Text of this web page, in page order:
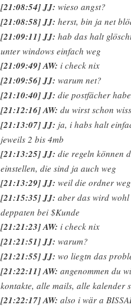
[21:08:54] JJ: wieso angst?
[21:08:58] JJ: herst, bin ja net
[21:09:11] JJ: hab das halt
unter windows einfach weg
[21:09:49] AW: i check nix
[21:09:56] JJ: warum net?
[21:10:40] JJ: die postfächer
[21:12:16] AW: du wirst schon
[21:13:07] JJ: ja, i habs halt
jeweils 2 bis 4mb
[21:13:25] JJ: die regeln können
einstellen, die sind ja auch weg
[21:13:29] JJ: weil die ordner
[21:15:35] JJ: aber das wird
deppaten bei $Kunde
[21:21:23] AW: i check nix
[21:21:51] JJ: warum?
[21:21:55] JJ: wo liegtn das
[21:22:11] AW: angenommen du
kontakte, alle mails, alle kalender
[21:22:17] AW: also i wär a